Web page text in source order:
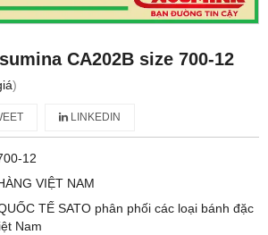
CA202B size 700-12
)
LINKEDIN
12
VIỆT NAM
TẾ SATO phân phối các loại bánh đặc
Nam